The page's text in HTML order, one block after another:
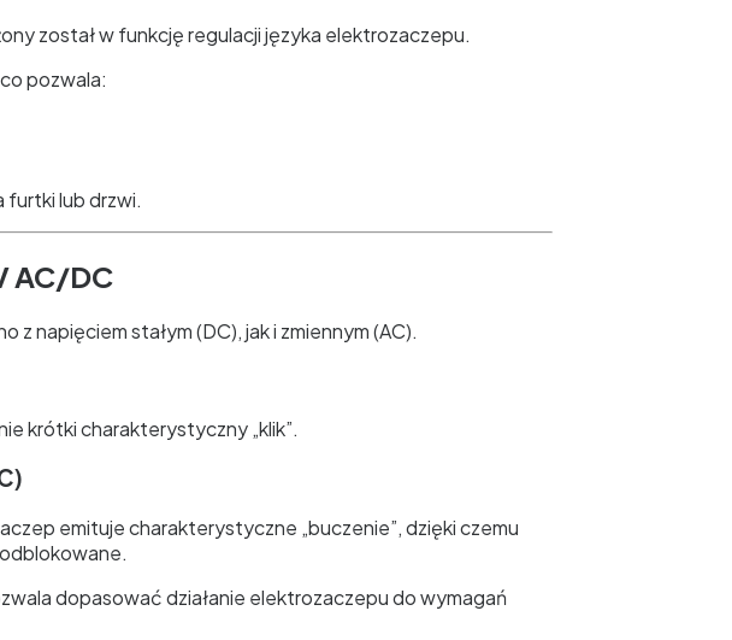
został w funkcję regulacji języka elektrozaczepu.
pozwala:
furtki lub drzwi.
AC/DC
napięciem stałym (DC), jak i zmiennym (AC).
krótki charakterystyczny „klik”.
emituje charakterystyczne „buczenie”, dzięki czemu
dopasować działanie elektrozaczepu do wymagań